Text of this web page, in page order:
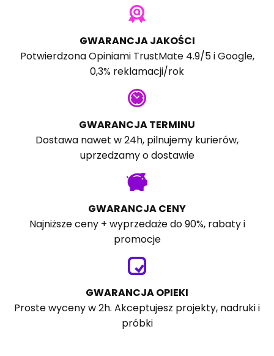
GWARANCJA JAKOŚCI
PotwierdzonaOpiniami TrustMate4.9/5 iGoogle,
0,3% reklamacji/rok
GWARANCJA TERMINU
Dostawa nawet w 24h, pilnujemy kurierów,
uprzedzamy o dostawie
GWARANCJA CENY
Najniższe ceny + wyprzedaże do 90%, rabaty i
promocje
GWARANCJA OPIEKI
Proste wyceny w 2h. Akceptujesz projekty, nadruki i
próbki